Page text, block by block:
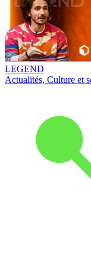
LEGEND
Actualités, Culture et